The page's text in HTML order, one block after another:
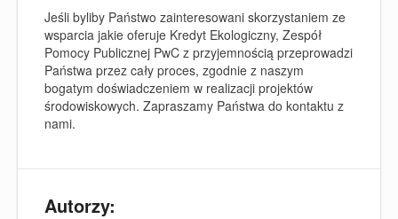
Jeśli byliby Państwo zainteresowani skorzystaniem ze
wsparcia jakie oferuje Kredyt Ekologiczny, Zespół
Pomocy Publicznej PwC z przyjemnością przeprowadzi
Państwa przez cały proces, zgodnie z naszym
bogatym doświadczeniem w realizacji projektów
środowiskowych. Zapraszamy Państwa do kontaktu z
nami.
Autorzy: